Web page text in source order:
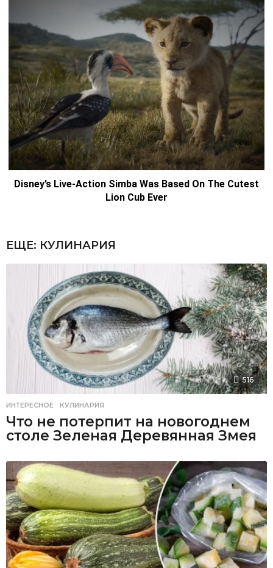
ЕЩЕ: КУЛИНАРИЯ
516
ИНТЕРЕСНОЕ ,КУЛИНАРИЯ
Что не потерпит на новогоднем
столе Зеленая Деревянная Змея